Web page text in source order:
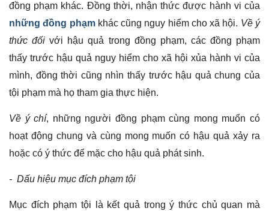
đồng phạm khác. Đồng thời, nhận thức được hành vi của
những đồng phạmkhác cũng nguy hiểm cho xã hội. Về ý
thức đốivới hậu quả trong đồng phạm, các đồng phạm
thấy trước hậu quả nguy hiểm cho xã hội xủa hành vi của
mình, đồng thời cũng nhìn thấy trước hậu quả chung của
tội phạm mà họ tham gia thực hiện.
Về ý chí, những người đồng phạm cùng mong muốn có
hoạt động chung và cùng mong muốn có hậu quả xảy ra
hoặc có ý thức để mặc cho hậu quả phát sinh.
- Dấu hiệu mục đích phạm tội
Mục đích phạm tội là kết quả trong ý thức chủ quan mà